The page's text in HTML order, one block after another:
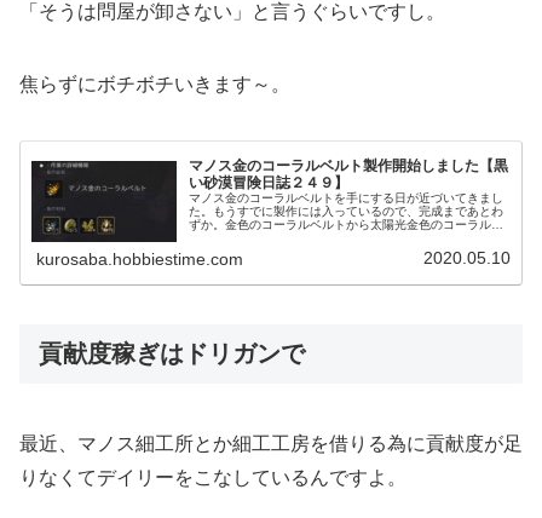
「そうは問屋が卸さない」と言うぐらいですし。
焦らずにボチボチいきます～。
マノス金のコーラルベルト製作開始しました【黒
い砂漠冒険日誌２４９】
マノス金のコーラルベルトを手にする日が近づいてきまし
た。もうすでに製作には入っているので、完成まであとわ
ずか。金色のコーラルベルトから太陽光金色のコーラルベ
kurosaba.hobbiestime.com 2020.05.10
貢献度稼ぎはドリガンで
最近、マノス細工所とか細工工房を借りる為に貢献度が足
りなくてデイリーをこなしているんですよ。